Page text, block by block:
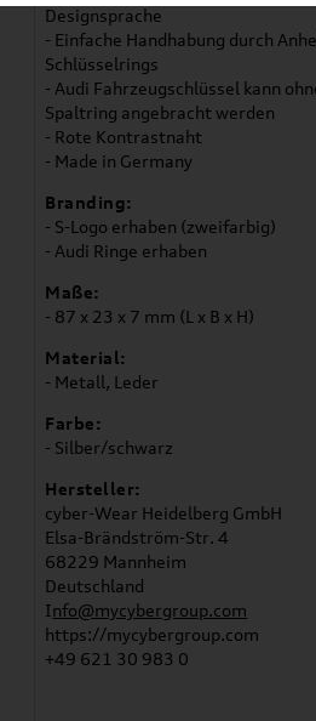
Designsprache
- Einfache Handhabung durch
Schlüsselrings
- Audi Fahrzeugschlüssel kann
Spaltring angebracht werden
- Rote Kontrastnaht
- Made in Germany
Branding:
- S-Logo erhaben (zweifarbig)
- Audi Ringe erhaben
Maße:
- 87 x 23 x 7 mm (L x B x H)
Material:
- Metall, Leder
Farbe:
- Silber/schwarz
Hersteller:
cyber-Wear Heidelberg GmbH
Elsa-Brändström-Str. 4
68229 Mannheim
Deutschland
Info@mycybergroup.com
https://mycybergroup.com
+49 621 30 983 0